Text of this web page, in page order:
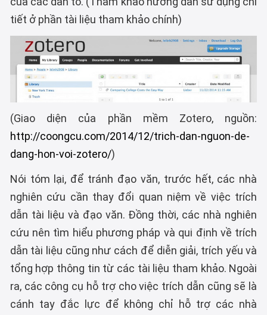
tiết ở phần tài liệu tham khảo chính)
(Giao diện của phần mềm Zotero, nguồn:
http://coongcu.com/2014/12/trich-dan-nguon-de-
dang-hon-voi-zotero/)
Nói tóm lại, để tránh đạo văn, trước hết, các nhà
nghiên cứu cần thay đổi quan niệm về việc trích
dẫn tài liệu và đạo văn. Đồng thời, các nhà nghiên
cứu nên tìm hiểu phương pháp và qui định về trích
dẫn tài liệu cũng như cách để diễn giải, trích yếu và
tổng hợp thông tin từ các tài liệu tham khảo. Ngoài
ra, các công cụ hỗ trợ cho việc trích dẫn cũng sẽ là
cánh tay đắc lực để không chỉ hỗ trợ các nhà